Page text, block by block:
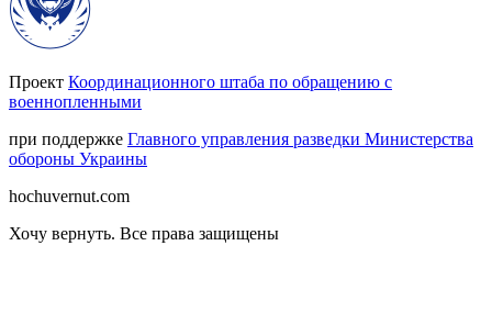
Проект Координационного штаба по обращению с
военнопленными
при поддержке Главного управления разведки Министерства
обороны Украины
hochuvernut.com
Хочу вернуть. Все права защищены